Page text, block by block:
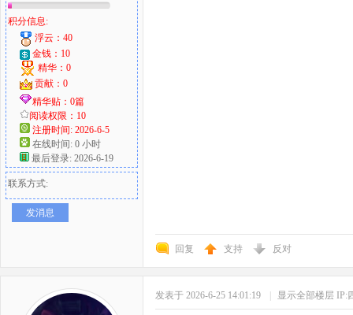
积分信息:
浮云：40
金钱：10
精华：0
贡献：0
精华贴：0篇
阅读权限：10
注册时间: 2026-6-5
在线时间: 0 小时
最后登录: 2026-6-19
联系方式:
发消息
回复 支持 反对
发表于 2026-6-25 14:01:19 显示全部楼层 IP: